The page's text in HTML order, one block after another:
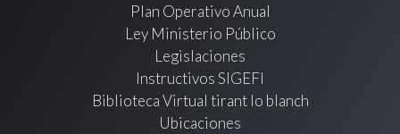
Plan Operativo Anual
Ley Ministerio Público
Legislaciones
Instructivos SIGEFI
Biblioteca Virtual tirant lo blanch
Ubicaciones